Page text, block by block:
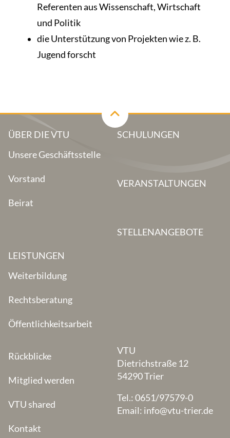
Referenten aus Wissenschaft, Wirtschaft
und Politik
die Unterstützung von Projekten wie z. B.
Jugend forscht
ÜBER DIE VTU
Unsere Geschäftsstelle
Vorstand
Beirat
LEISTUNGEN
Weiterbildung
Rechtsberatung
Öffentlichkeitsarbeit
SCHULUNGEN
VERANSTALTUNGEN
STELLENANGEBOTE
Rückblicke
Mitglied werden
VTU shared
Kontakt
VTU
Dietrichstraße 12
54290 Trier
Tel.: 0651/97579-0
Email: info@vtu-trier.de